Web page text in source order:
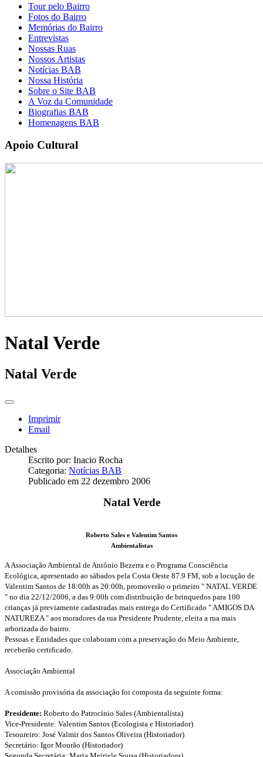
Tour pelo Bairro
Fotos do Bairro
Memórias do Bairro
Entrevistas
Nossas Ruas
Nossos Artistas
Notícias BAB
Nossa História
Sobre o Site BAB
A Voz da Comunidade
Biografias BAB
Homenagens BAB
Apoio Cultural
Natal Verde
Natal Verde
Imprimir
Email
Detalhes
Escrito por: Inacio Rocha
Categoria: Notícias BAB
Publicado em 22 dezembro 2006
Natal Verde
Roberto Sales e Valentim Santos
Ambientalistas
A Associação Ambiental de Antônio Bezerra e o Programa Consciência
Ecológica, apresentado ao sábados pela Costa Oeste 87.9 FM, sob a locução de
Valentim Santos de 18:00h as 20:00h, promoverão o primeiro " NATAL VERDE
" no dia 22/12/2006, a das 9:00h com distribuição de brinquedos para 100
crianças já previamente cadastradas mais entrega do Certificado " AMIGOS DA
NATUREZA " aos moradores da rua Presidente Prudente, eleita a rua mais
arborizada do bairro.
Pessoas e Entidades que colaboram com a preservação do Meio Ambiente,
receberão certificado.
Associação Ambiental
A comissão provisória da associação foi composta da seguinte forma:
Presidente: Roberto do Patrocínio Sales (Ambientalista)
Vice-Presidente: Valentim Santos (Ecologista e Historiador)
Tesoureiro: José Valmir dos Santos Oliveira (Historiador)
Secretário: Igor Mourão (Historiador)